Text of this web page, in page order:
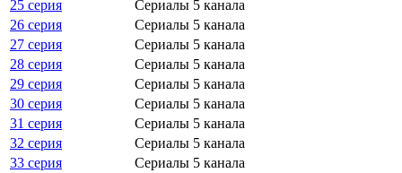
25 серия
Сериалы 5 канала
26 серия
Сериалы 5 канала
27 серия
Сериалы 5 канала
28 серия
Сериалы 5 канала
29 серия
Сериалы 5 канала
30 серия
Сериалы 5 канала
31 серия
Сериалы 5 канала
32 серия
Сериалы 5 канала
33 серия
Сериалы 5 канала